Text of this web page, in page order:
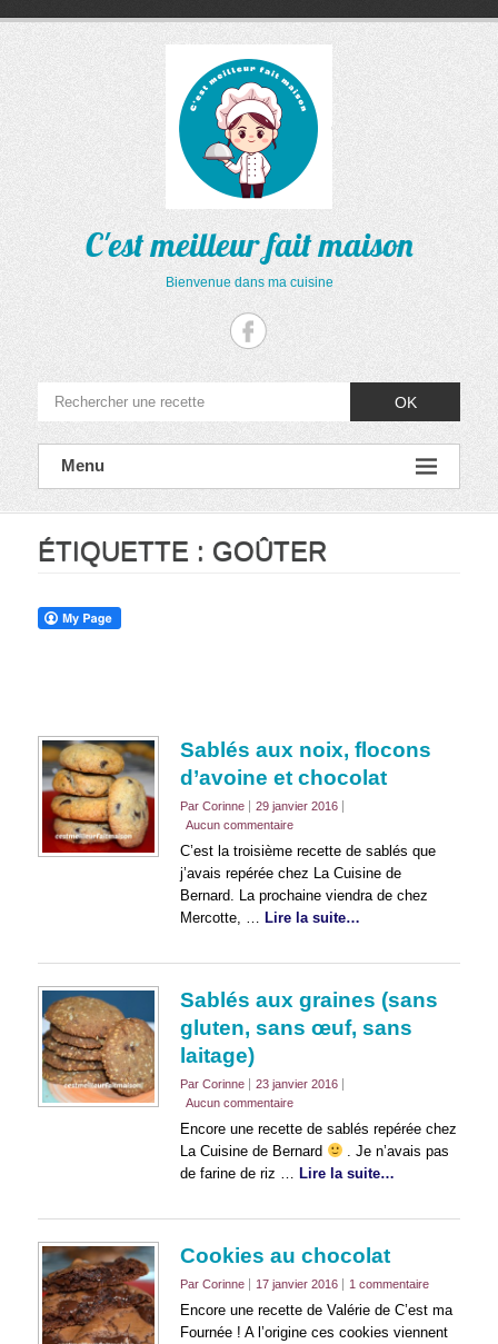
C'est meilleur fait maison
Bienvenue dans ma cuisine
OK
Menu
ÉTIQUETTE : GOÛTER
Sablés aux noix, flocons
d’avoine et chocolat
Par Corinne
29 janvier 2016
Aucun commentaire
C’est la troisième recette de sablés que
j’avais repérée chez La Cuisine de
Bernard. La prochaine viendra de chez
Mercotte, … Lire la suite…
Sablés aux graines (sans
gluten, sans œuf, sans
laitage)
Par Corinne
23 janvier 2016
Aucun commentaire
Encore une recette de sablés repérée chez
La Cuisine de Bernard
. Je n’avais pas
de farine de riz … Lire la suite…
Cookies au chocolat
Par Corinne 17 janvier 2016 1 commentaire
Encore une recette de Valérie de C’est ma
Fournée ! A l’origine ces cookies viennent